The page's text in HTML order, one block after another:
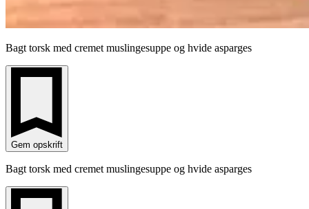
Bagt torsk med cremet muslingesuppe og hvide asparges
Gem opskrift
Bagt torsk med cremet muslingesuppe og hvide asparges